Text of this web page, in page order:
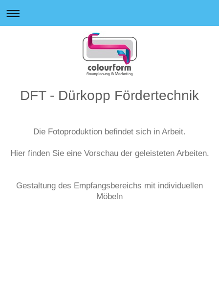
DFT - Dürkopp Fördertechnik
Die Fotoproduktion befindet sich in Arbeit.
Hier finden Sie eine Vorschau der geleisteten Arbeiten.
Gestaltung des Empfangsbereichs mit individuellen
Möbeln